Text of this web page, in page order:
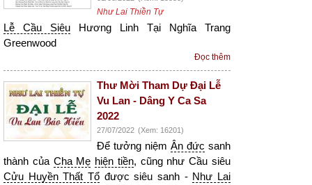
Như Lai Thiền Tự
Lễ Cầu Siêu Hương Linh Tại Nghĩa Trang
Greenwood
Đọc thêm
Thư Mời Tham Dự Đại Lễ
Vu Lan - Dâng Y Ca Sa
2022
27/07/2022 (Xem: 16201)
Để tưởng niệm Ân đức sanh
thành của Cha Mẹ hiện tiền, cũng như Cầu siêu
Cửu Huyền Thất Tổ được siêu sanh - Như Lai